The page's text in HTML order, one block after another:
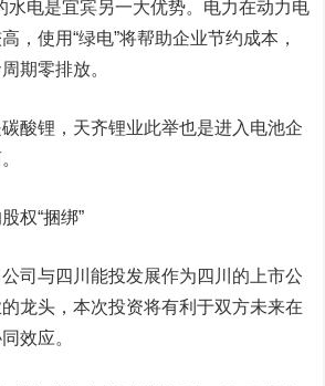
水电是宜宾另一大优势。电力在动力电
，使用“绿电”将帮助企业节约成本，
期零排放。
锂，天齐锂业此举也是进入电池企
权“捆绑”
与四川能投发展作为四川的上市公
龙头，本次投资将有利于双方未来在
效应。